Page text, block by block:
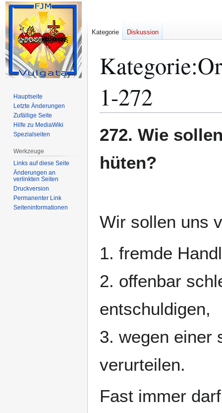
Kategorie:
1-272
Navigation
Suche
272. Wie
hüten?
Wir sollen uns
1. fremde
2. offenbar
entschuldigen,
3. wegen einer
verurteilen.
Fast immer
Kategorie Diskussion
Hauptseite
Letzte Änderungen
Zufällige Seite
Hilfe zu MediaWiki
Spezialseiten
Werkzeuge
Links auf diese Seite
Änderungen an
verlinkten Seiten
Druckversion
Permanenter Link
Seiten­­informationen